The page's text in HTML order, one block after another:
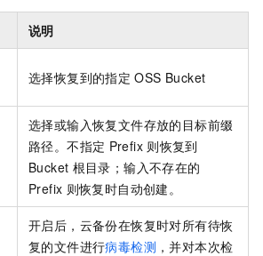
说明
选择恢复到的指定 OSS Bucket
选择或输入恢复文件存放的目标前缀
路径。不指定 Prefix 则恢复到
Bucket 根目录；输入不存在的
Prefix 则恢复时自动创建。
开启后，云备份在恢复时对所有待恢
复的文件进行病毒检测 ，并对本次检